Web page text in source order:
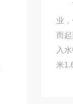
可
业
而
入
米